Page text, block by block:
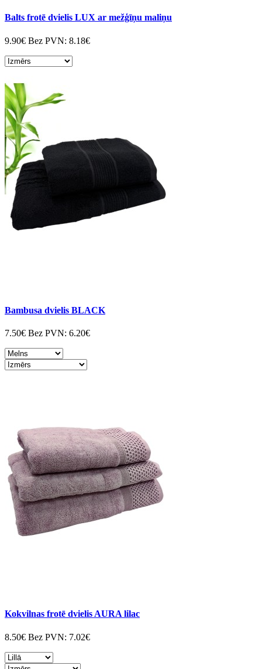
Balts frotē dvielis LUX ar mežģīņu maliņu
9.90€ Bez PVN: 8.18€
Bambusa dvielis BLACK
7.50€ Bez PVN: 6.20€
Kokvilnas frotē dvielis AURA lilac
8.50€ Bez PVN: 7.02€